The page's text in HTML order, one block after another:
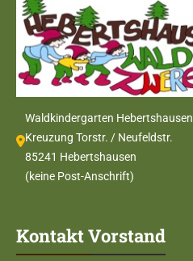
Waldkindergarten Hebertshausen
Kreuzung Torstr. / Neufeldstr.
85241 Hebertshausen
(keine Post-Anschrift)
Kontakt Vorstand